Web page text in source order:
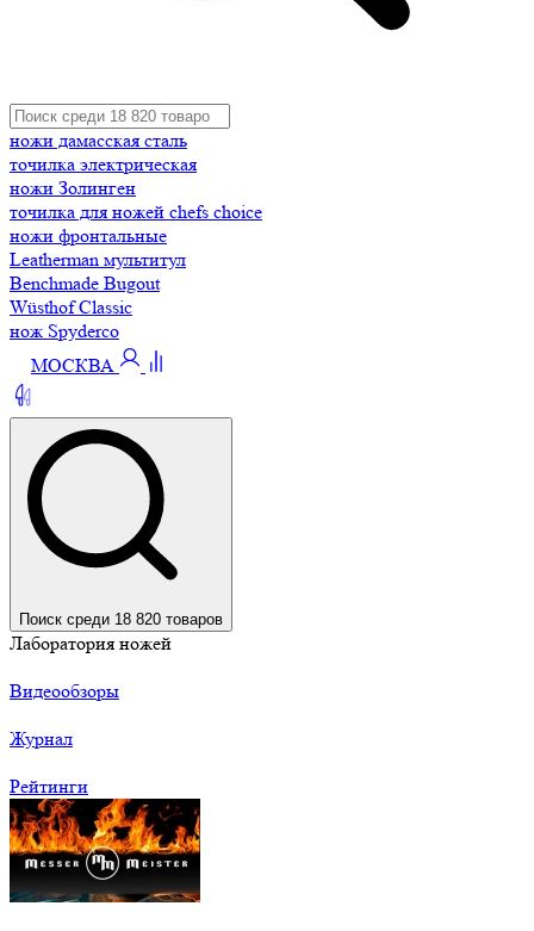
ножи дамасская сталь
точилка электрическая
ножи Золинген
точилка для ножей chefs choice
ножи фронтальные
Leatherman мультитул
Benchmade Bugout
Wüsthof Classic
нож Spyderco
МОСКВА
Поиск среди 18 820 товаров
Лаборатория ножей
Видеообзоры
Журнал
Рейтинги